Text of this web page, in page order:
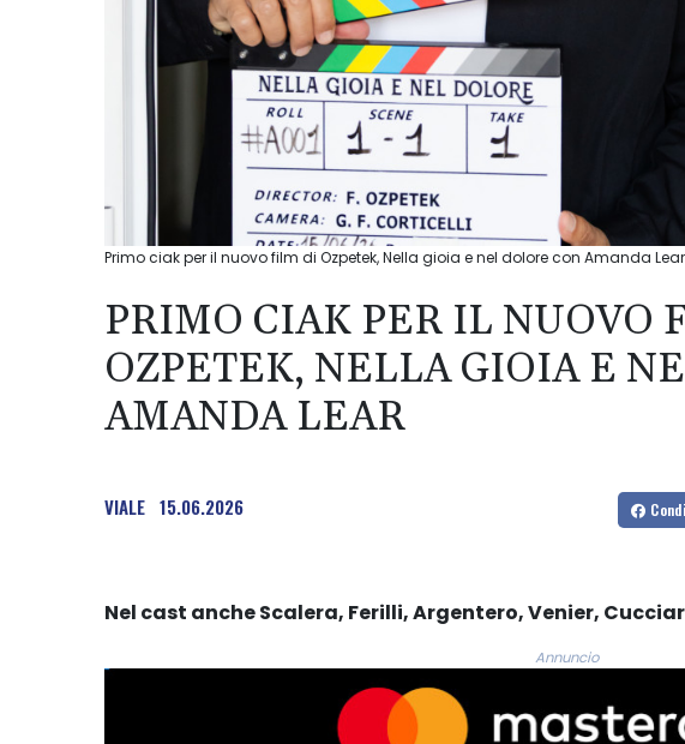
Primo ciak per il nuovo film di Ozpetek, Nella gioia e nel dolore con Amanda Lear
PRIMO CIAK PER IL NUOVO
OZPETEK, NELLA GIOIA E
AMANDA LEAR
VIALE 15.06.2026
Nel cast anche Scalera, Ferilli, Argentero, Venier,
Annuncio